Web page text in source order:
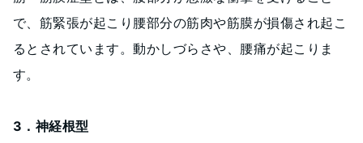
で、筋緊張が起こり腰部分の筋肉や筋膜が損傷され起こ
るとされています。動かしづらさや、腰痛が起こりま
す。
3．神経根型